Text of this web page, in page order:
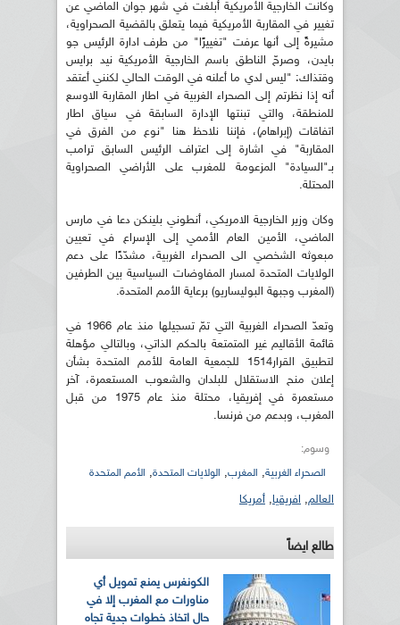
وكانت الخارجية الأمريكية أبلغت في شهر جوان الماضي عن
تغيير في المقاربة الأمريكية فيما يتعلق بالقضية الصحراوية،
مشيرةً إلى أنها عرفت "تغييرًا" من طرف ادارة الرئيس جو
بايدن، وصرحّ الناطق باسم الخارجية الأمريكية نيد برايس
وقتذاك: "ليس لدي ما أعلنه في الوقت الحالي لكنني أعتقد
أنه إذا نظرتم إلى الصحراء الغربية في اطار المقاربة الاوسع
للمنطقة، والتي تبنتها الإدارة السابقة في سياق اطار
اتفاقات (إبراهام)، فإننا نلاحظ هنا "نوع من الفرق في
المقاربة" في اشارة إلى اعتراف الرئيس السابق ترامب
بـ"السيادة" المزعومة للمغرب على الأراضي الصحراوية
المحتلة.
وكان وزير الخارجية الامريكي، أنطوني بلينكن دعا في مارس
الماضي، الأمين العام الأممي إلى الإسراع في تعيين
مبعوثه الشخصي الى الصحراء الغربية، مشدّدًا على دعم
الولايات المتحدة لمسار المفاوضات السياسية بين الطرفين
(المغرب وجبهة البوليساريو) برعاية الأمم المتحدة.
وتعدّ الصحراء الغربية التي تمّ تسجيلها منذ عام 1966 في
قائمة الأقاليم غير المتمتعة بالحكم الذاتي، وبالتالي مؤهلة
لتطبيق القرار1514 للجمعية العامة للأمم المتحدة بشأن
إعلان منح الاستقلال للبلدان والشعوب المستعمرة، آخر
مستعمرة في إفريقيا، محتلة منذ عام 1975 من قبل
المغرب، وبدعم من فرنسا.
وسوم:
الصحراء الغربية, المغرب, الولايات المتحدة, الأمم المتحدة
العالم, افريقيا, أمريكا
طالع ايضاً
الكونغرس يمنع تمويل أي
مناورات مع المغرب إلا في
حال اتخاذ خطوات جدية تجاه